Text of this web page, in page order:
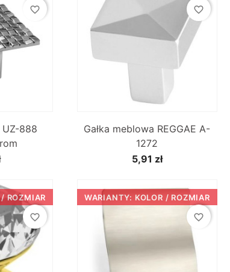
UZ-888
favorite_border
Gałka meblowa REGGAE A-
1272
5,91 zł
favorite_border
ROZMIAR
favorite_border
WARIANTY: KOLOR / ROZMIAR
favorite_border